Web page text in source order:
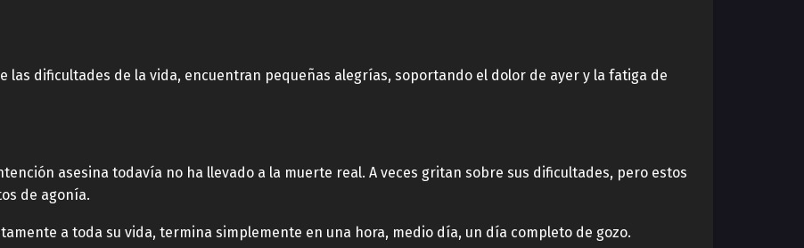
las dificultades de la vida, encuentran pequeñas alegrías, soportando el dolor de ayer y la fatiga de
asesina todavía no ha llevado a la muerte real. A veces gritan sobre sus dificultades, pero estos
de agonía.
a toda su vida, termina simplemente en una hora, medio día, un día completo de gozo.